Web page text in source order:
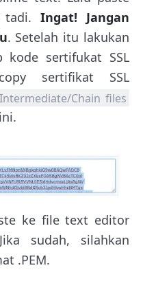
tadi. Ingat! Jangan
. Setelah itu lakukan
kode sertifukat SSL
sertifikat SSL
Intermediate/Chain files
ke file text editor
sudah, silahkan
.PEM.